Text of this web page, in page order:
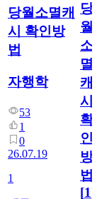
당월소멸캐
시 확인방
법
자행학
53
1
0
26.07.19
1
당
월
소
멸
캐
시
확
인
방
법
[1]